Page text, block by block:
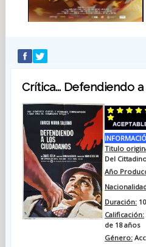
Crítica... Defendiendo
Titulo
Del
Año
Duración:
Calificación:
de 18 años
Género: